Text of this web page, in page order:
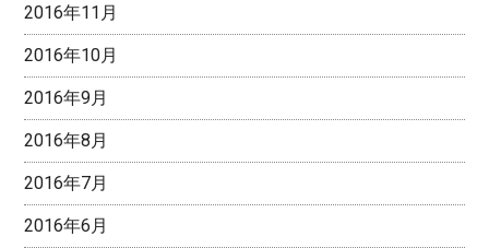
2016年11月
2016年10月
2016年9月
2016年8月
2016年7月
2016年6月